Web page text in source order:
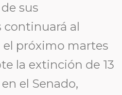
sus
continuará al
el próximo martes
la extinción de 13
el Senado,